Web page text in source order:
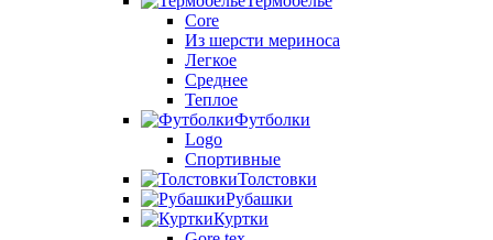
Core
Из шерсти мериноса
Легкое
Среднее
Теплое
Футболки
Logo
Спортивные
Толстовки
Рубашки
Куртки